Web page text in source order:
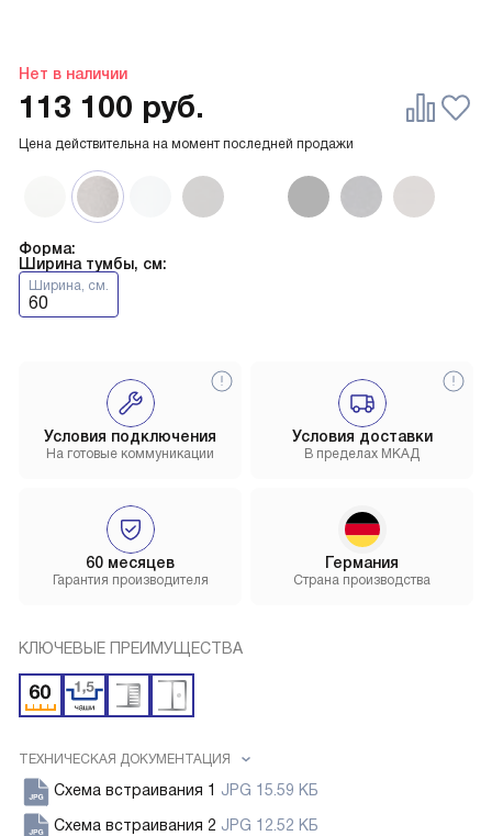
Нет в наличии
Форма:
Ширина тумбы, см:
Ширина, см.
60
Цена действительна на момент последней продажи
113 100 руб.
Условия доставки
В пределах МКАД
60 месяцев
Гарантия производителя
Условия подключения
На готовые коммуникации
Германия
Страна производства
КЛЮЧЕВЫЕ ПРЕИМУЩЕСТВА
ТЕХНИЧЕСКАЯ ДОКУМЕНТАЦИЯ
Схема встраивания 1 JPG 15.59 КБ
Схема встраивания 2 JPG 12.52 КБ